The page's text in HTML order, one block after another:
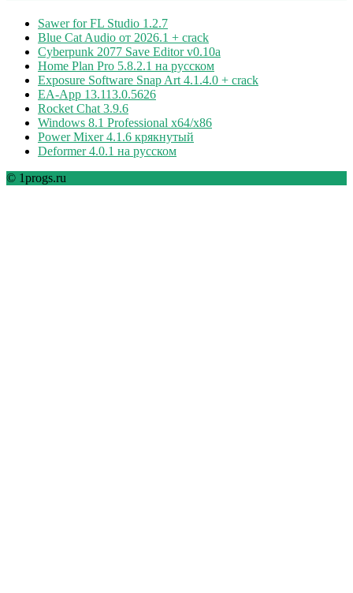
Sawer for FL Studio 1.2.7
Blue Cat Audio от 2026.1 + crack
Cyberpunk 2077 Save Editor v0.10a
Home Plan Pro 5.8.2.1 на русском
Exposure Software Snap Art 4.1.4.0 + crack
EA-App 13.113.0.5626
Rocket Chat 3.9.6
Windows 8.1 Professional x64/x86
Power Mixer 4.1.6 крякнутый
Deformer 4.0.1 на русском
© 1progs.ru